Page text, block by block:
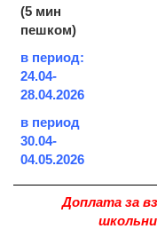
(5 мин
пешком)
в период:
24.04-
28.04.2026
в период
30.04-
04.05.2026
Доплата за